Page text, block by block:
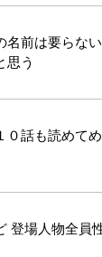
名前は要らな
思う
０話も読めて
登場人物全員